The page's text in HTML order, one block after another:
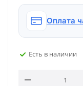
Оплата
Есть в наличии